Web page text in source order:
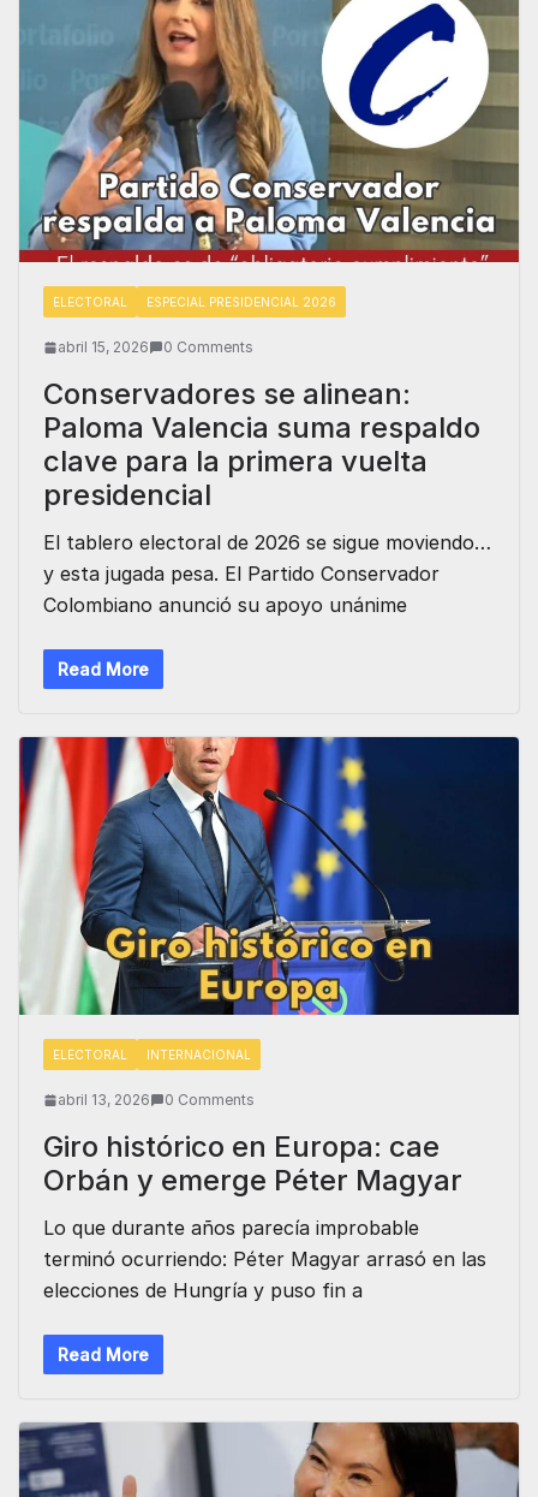
ELECTORAL ESPECIAL PRESIDENCIAL 2026
abril 15, 2026 0 Comments
Conservadores se alinean:
Paloma Valencia suma respaldo
clave para la primera vuelta
presidencial
El tablero electoral de 2026 se sigue moviendo…
y esta jugada pesa. El Partido Conservador
Colombiano anunció su apoyo unánime
Read More
ELECTORAL INTERNACIONAL
abril 13, 2026 0 Comments
Giro histórico en Europa: cae
Orbán y emerge Péter Magyar
Lo que durante años parecía improbable
terminó ocurriendo: Péter Magyar arrasó en las
elecciones de Hungría y puso fin a
Read More